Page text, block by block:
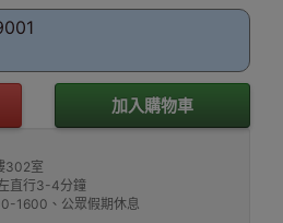
加入購物車
302室
直行3-4分鐘
1600、公眾假期休息